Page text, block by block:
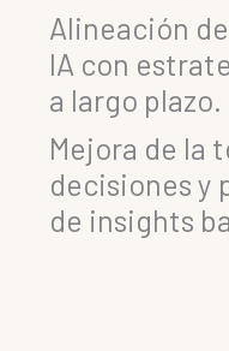
Alineación
IA con
a largo plazo.
Mejora de la
decisiones y
de insights